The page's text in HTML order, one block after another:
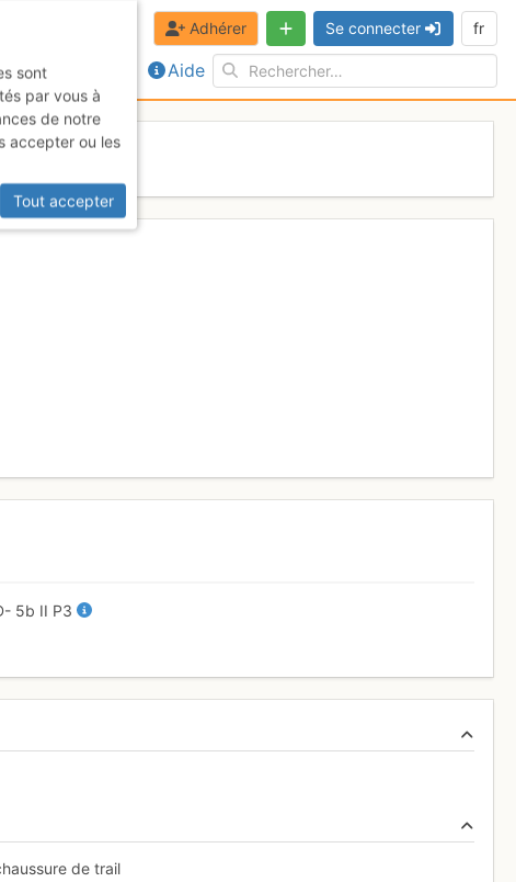
Aide
Adhérer Se connecter fr
5b II P3
de trail
sont
par vous à
de notre
accepter ou les
Tout accepter